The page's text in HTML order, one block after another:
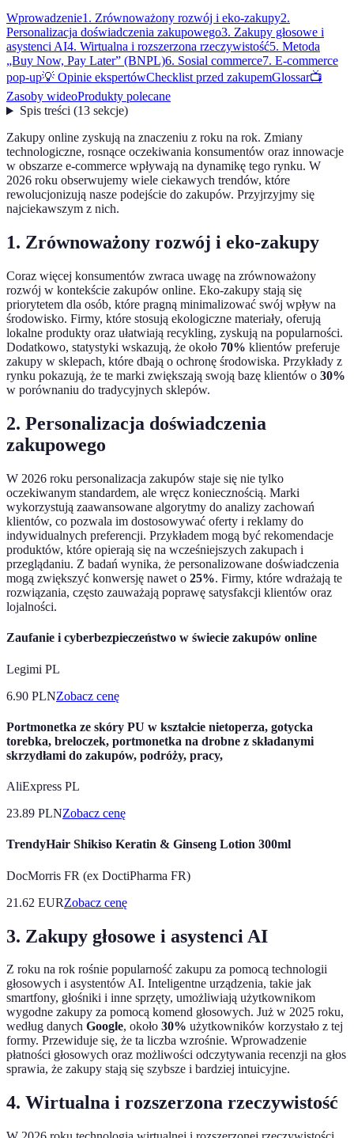
Wprowadzenie1. Zrównoważony rozwój i eko-zakupy2.
Personalizacja doświadczenia zakupowego3. Zakupy głosowe i
asystenci AI4. Wirtualna i rozszerzona rzeczywistość5. Metoda
„Buy Now, Pay Later” (BNPL)6. Sosial commerce7. E-commerce
pop-up💡 Opinie ekspertówChecklist przed zakupemGlossar📺
Zasoby wideoProdukty polecane
Spis treści(13 sekcje)
Zakupy online zyskują na znaczeniu z roku na rok. Zmiany
technologiczne, rosnące oczekiwania konsumentów oraz innowacje
w obszarze e-commerce wpływają na dynamikę tego rynku. W
2026 roku obserwujemy wiele ciekawych trendów, które
rewolucjonizują nasze podejście do zakupów. Przyjrzyjmy się
najciekawszym z nich.
1. Zrównoważony rozwój i eko-zakupy
Coraz więcej konsumentów zwraca uwagę na zrównoważony
rozwój w kontekście zakupów online. Eko-zakupy stają się
priorytetem dla osób, które pragną minimalizować swój wpływ na
środowisko. Firmy, które stosują ekologiczne materiały, oferują
lokalne produkty oraz ułatwiają recykling, zyskują na popularności.
Dodatkowo, statystyki wskazują, że około 70% klientów preferuje
zakupy w sklepach, które dbają o ochronę środowiska. Przykłady z
rynku pokazują, że te marki zwiększają swoją bazę klientów o 30%
w porównaniu do tradycyjnych sklepów.
2. Personalizacja doświadczenia
zakupowego
W 2026 roku personalizacja zakupów staje się nie tylko
oczekiwanym standardem, ale wręcz koniecznością. Marki
wykorzystują zaawansowane algorytmy do analizy zachowań
klientów, co pozwala im dostosowywać oferty i reklamy do
indywidualnych preferencji. Przykładem mogą być rekomendacje
produktów, które opierają się na wcześniejszych zakupach i
przeglądaniu. Z badań wynika, że personalizowane doświadczenia
mogą zwiększyć konwersję nawet o 25%. Firmy, które wdrażają te
rozwiązania, często zauważają poprawę satysfakcji klientów oraz
lojalności.
Zaufanie i cyberbezpieczeństwo w świecie zakupów online
Legimi PL
6.90 PLNZobacz cenę
Portmonetka ze skóry PU w kształcie nietoperza, gotycka
torebka, breloczek, portmonetka na drobne z składanymi
skrzydłami do zakupów, podróży, pracy,
AliExpress PL
23.89 PLNZobacz cenę
TrendyHair Shikiso Keratin & Ginseng Lotion 300ml
DocMorris FR (ex DoctiPharma FR)
21.62 EURZobacz cenę
3. Zakupy głosowe i asystenci AI
Z roku na rok rośnie popularność zakupu za pomocą technologii
głosowych i asystentów AI. Inteligentne urządzenia, takie jak
smartfony, głośniki i inne sprzęty, umożliwiają użytkownikom
wygodne zakupy za pomocą komend głosowych. Już w 2025 roku,
według danych Google, około 30% użytkowników korzystało z tej
formy. Przewiduje się, że ta liczba wzrośnie. Wprowadzenie
płatności głosowych oraz możliwości odczytywania recenzji na głos
sprawia, że zakupy stają się szybsze i bardziej intuicyjne.
4. Wirtualna i rozszerzona rzeczywistość